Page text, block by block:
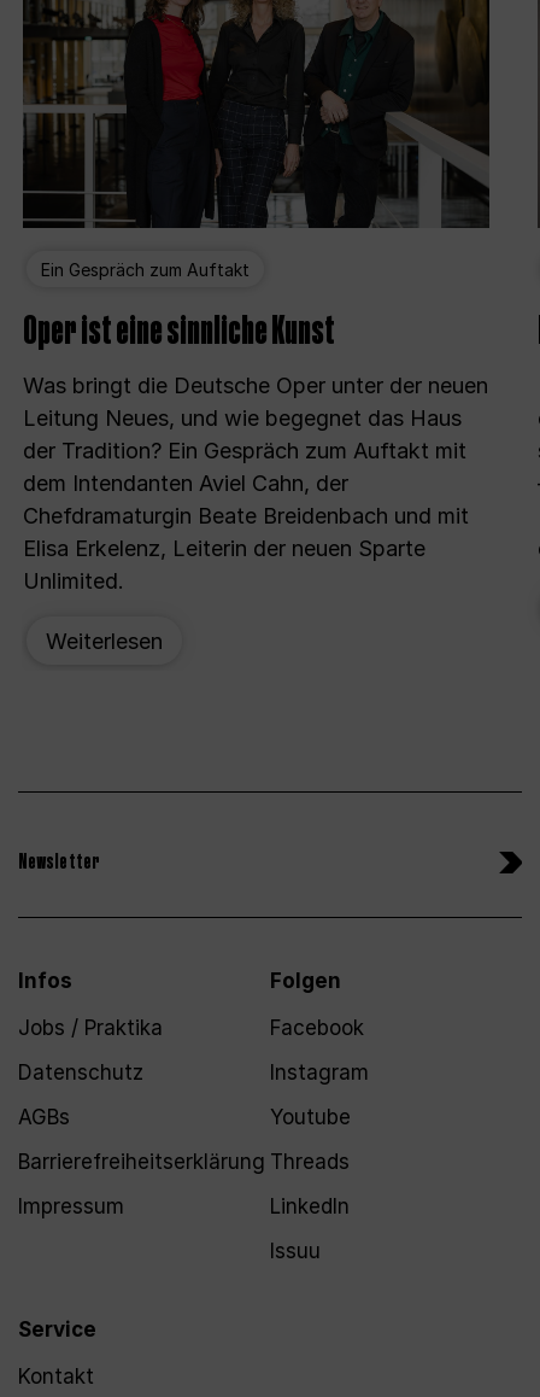
Ein Gespräch zum Auftakt
Oper ist eine sinnliche Kunst
Was bringt die Deutsche Oper unter der neuen
Leitung Neues, und wie begegnet das Haus
der Tradition? Ein Gespräch zum Auftakt mit
dem Intendanten Aviel Cahn, der
Chefdramaturgin Beate Breidenbach und mit
Elisa Erkelenz, Leiterin der neuen Sparte
Unlimited.
Weiterlesen
Newsletter
Infos
Jobs / Praktika
Datenschutz
AGBs
Barrierefreiheitserklärung
Impressum
Service
Kontakt
Folgen
Facebook
Instagram
Youtube
Threads
LinkedIn
Issuu